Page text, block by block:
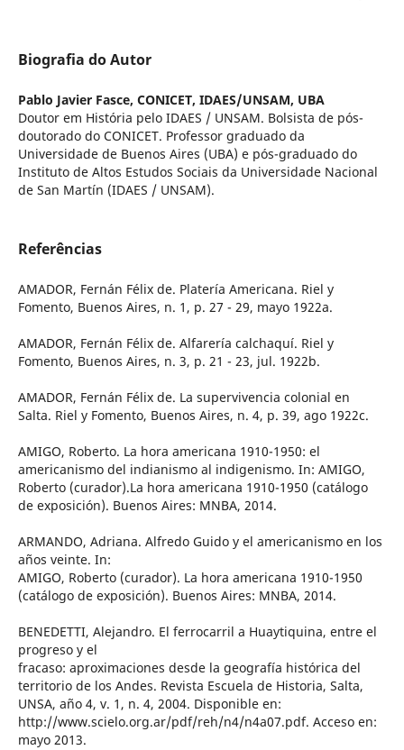
Biografia do Autor
Pablo Javier Fasce, CONICET, IDAES/UNSAM, UBA
Doutor em História pelo IDAES / UNSAM. Bolsista de pós-
doutorado do CONICET. Professor graduado da
Universidade de Buenos Aires (UBA) e pós-graduado do
Instituto de Altos Estudos Sociais da Universidade Nacional
de San Martín (IDAES / UNSAM).
Referências
AMADOR, Fernán Félix de. Platería Americana. Riel y
Fomento, Buenos Aires, n. 1, p. 27 - 29, mayo 1922a.
AMADOR, Fernán Félix de. Alfarería calchaquí. Riel y
Fomento, Buenos Aires, n. 3, p. 21 - 23, jul. 1922b.
AMADOR, Fernán Félix de. La supervivencia colonial en
Salta. Riel y Fomento, Buenos Aires, n. 4, p. 39, ago 1922c.
AMIGO, Roberto. La hora americana 1910-1950: el
americanismo del indianismo al indigenismo. In: AMIGO,
Roberto (curador).La hora americana 1910-1950 (catálogo
de exposición). Buenos Aires: MNBA, 2014.
ARMANDO, Adriana. Alfredo Guido y el americanismo en los
años veinte. In:
AMIGO, Roberto (curador). La hora americana 1910-1950
(catálogo de exposición). Buenos Aires: MNBA, 2014.
BENEDETTI, Alejandro. El ferrocarril a Huaytiquina, entre el
progreso y el
fracaso: aproximaciones desde la geografía histórica del
territorio de los Andes. Revista Escuela de Historia, Salta,
UNSA, año 4, v. 1, n. 4, 2004. Disponible en:
http://www.scielo.org.ar/pdf/reh/n4/n4a07.pdf. Acceso en:
mayo 2013.